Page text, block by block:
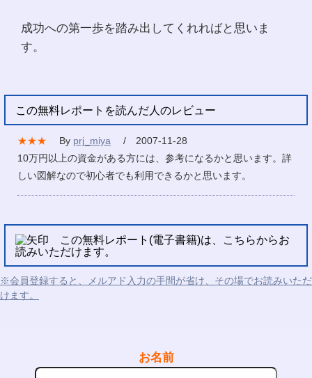
成功への第一歩を踏み出してくれればと思いま
す。
この無料レポートを読んだ人のレビュー
★★★ By prj_miya
/ 2007-11-28
10万円以上の資金がある方には、参考になるかと思います。詳
しい図解なので初心者でも利用できるかと思います。
この無料レポート(電子書籍)は、こちらからお
読みいただけます。
※会員登録すると、メルアド入力の手間が省け、その場でお読みいただ
けます。
お名前